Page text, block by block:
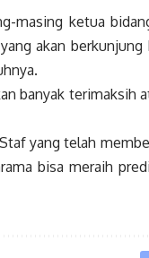
masing ketua
akan
banyak terimaksih
yang telah
bisa meraih